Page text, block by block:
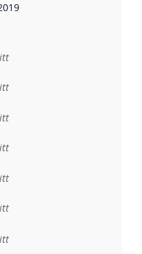
når dataene i dette